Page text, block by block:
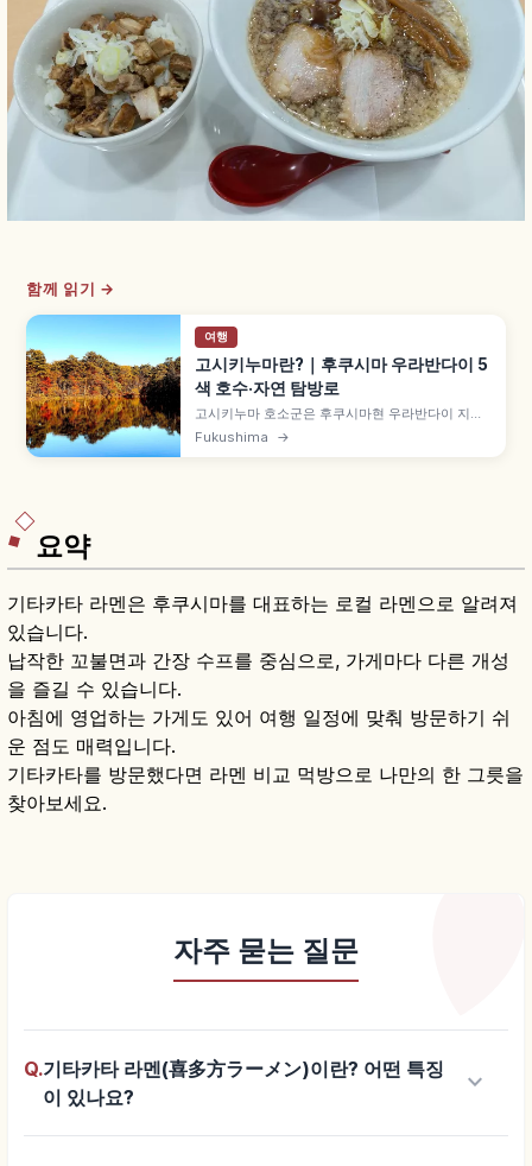
함께 읽기 →
여행
고시키누마란?｜후쿠시마 우라반다이 5
색 호수·자연 탐방로
고시키누마 호소군은 후쿠시마현 우라반다이 지역
의 호소군으로, 1888년 반다이산 대분화 산체 붕괴
Fukushima →
요약
기타카타 라멘은 후쿠시마를 대표하는 로컬 라멘으로 알려져
있습니다.
납작한 꼬불면과 간장 수프를 중심으로, 가게마다 다른 개성
을 즐길 수 있습니다.
아침에 영업하는 가게도 있어 여행 일정에 맞춰 방문하기 쉬
운 점도 매력입니다.
기타카타를 방문했다면 라멘 비교 먹방으로 나만의 한 그릇을
찾아보세요.
자주 묻는 질문
Q.기타카타 라멘(喜多方ラーメン)이란? 어떤 특징
이 있나요?
keyboard_arrow_down